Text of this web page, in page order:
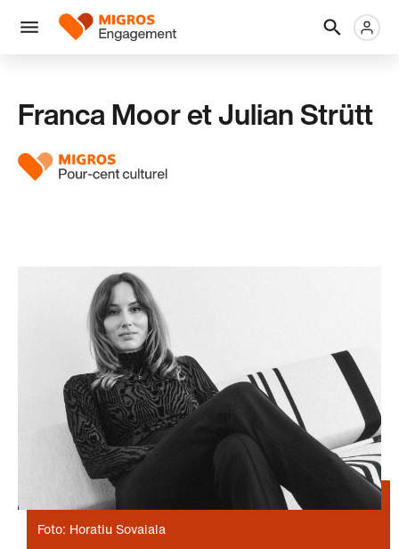
liens
tête
Menu
Logo
Franca Moor et Julian Strütt
Foto: Horatiu Sovaiala